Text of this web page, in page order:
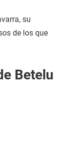
su
de los que
Betelu